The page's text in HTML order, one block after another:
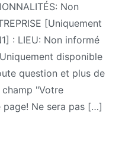
Non
[Uniquement
: LIEU: Non informé
disponible
question et plus de
"Votre
Ne sera pas […]